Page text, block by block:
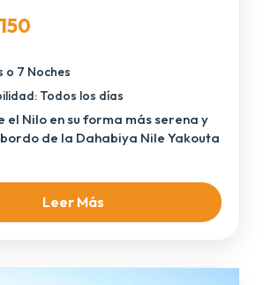
o 7 Noches
Todos los días
el Nilo en su forma más serena y
de la Dahabiya Nile Yakouta
Leer Más